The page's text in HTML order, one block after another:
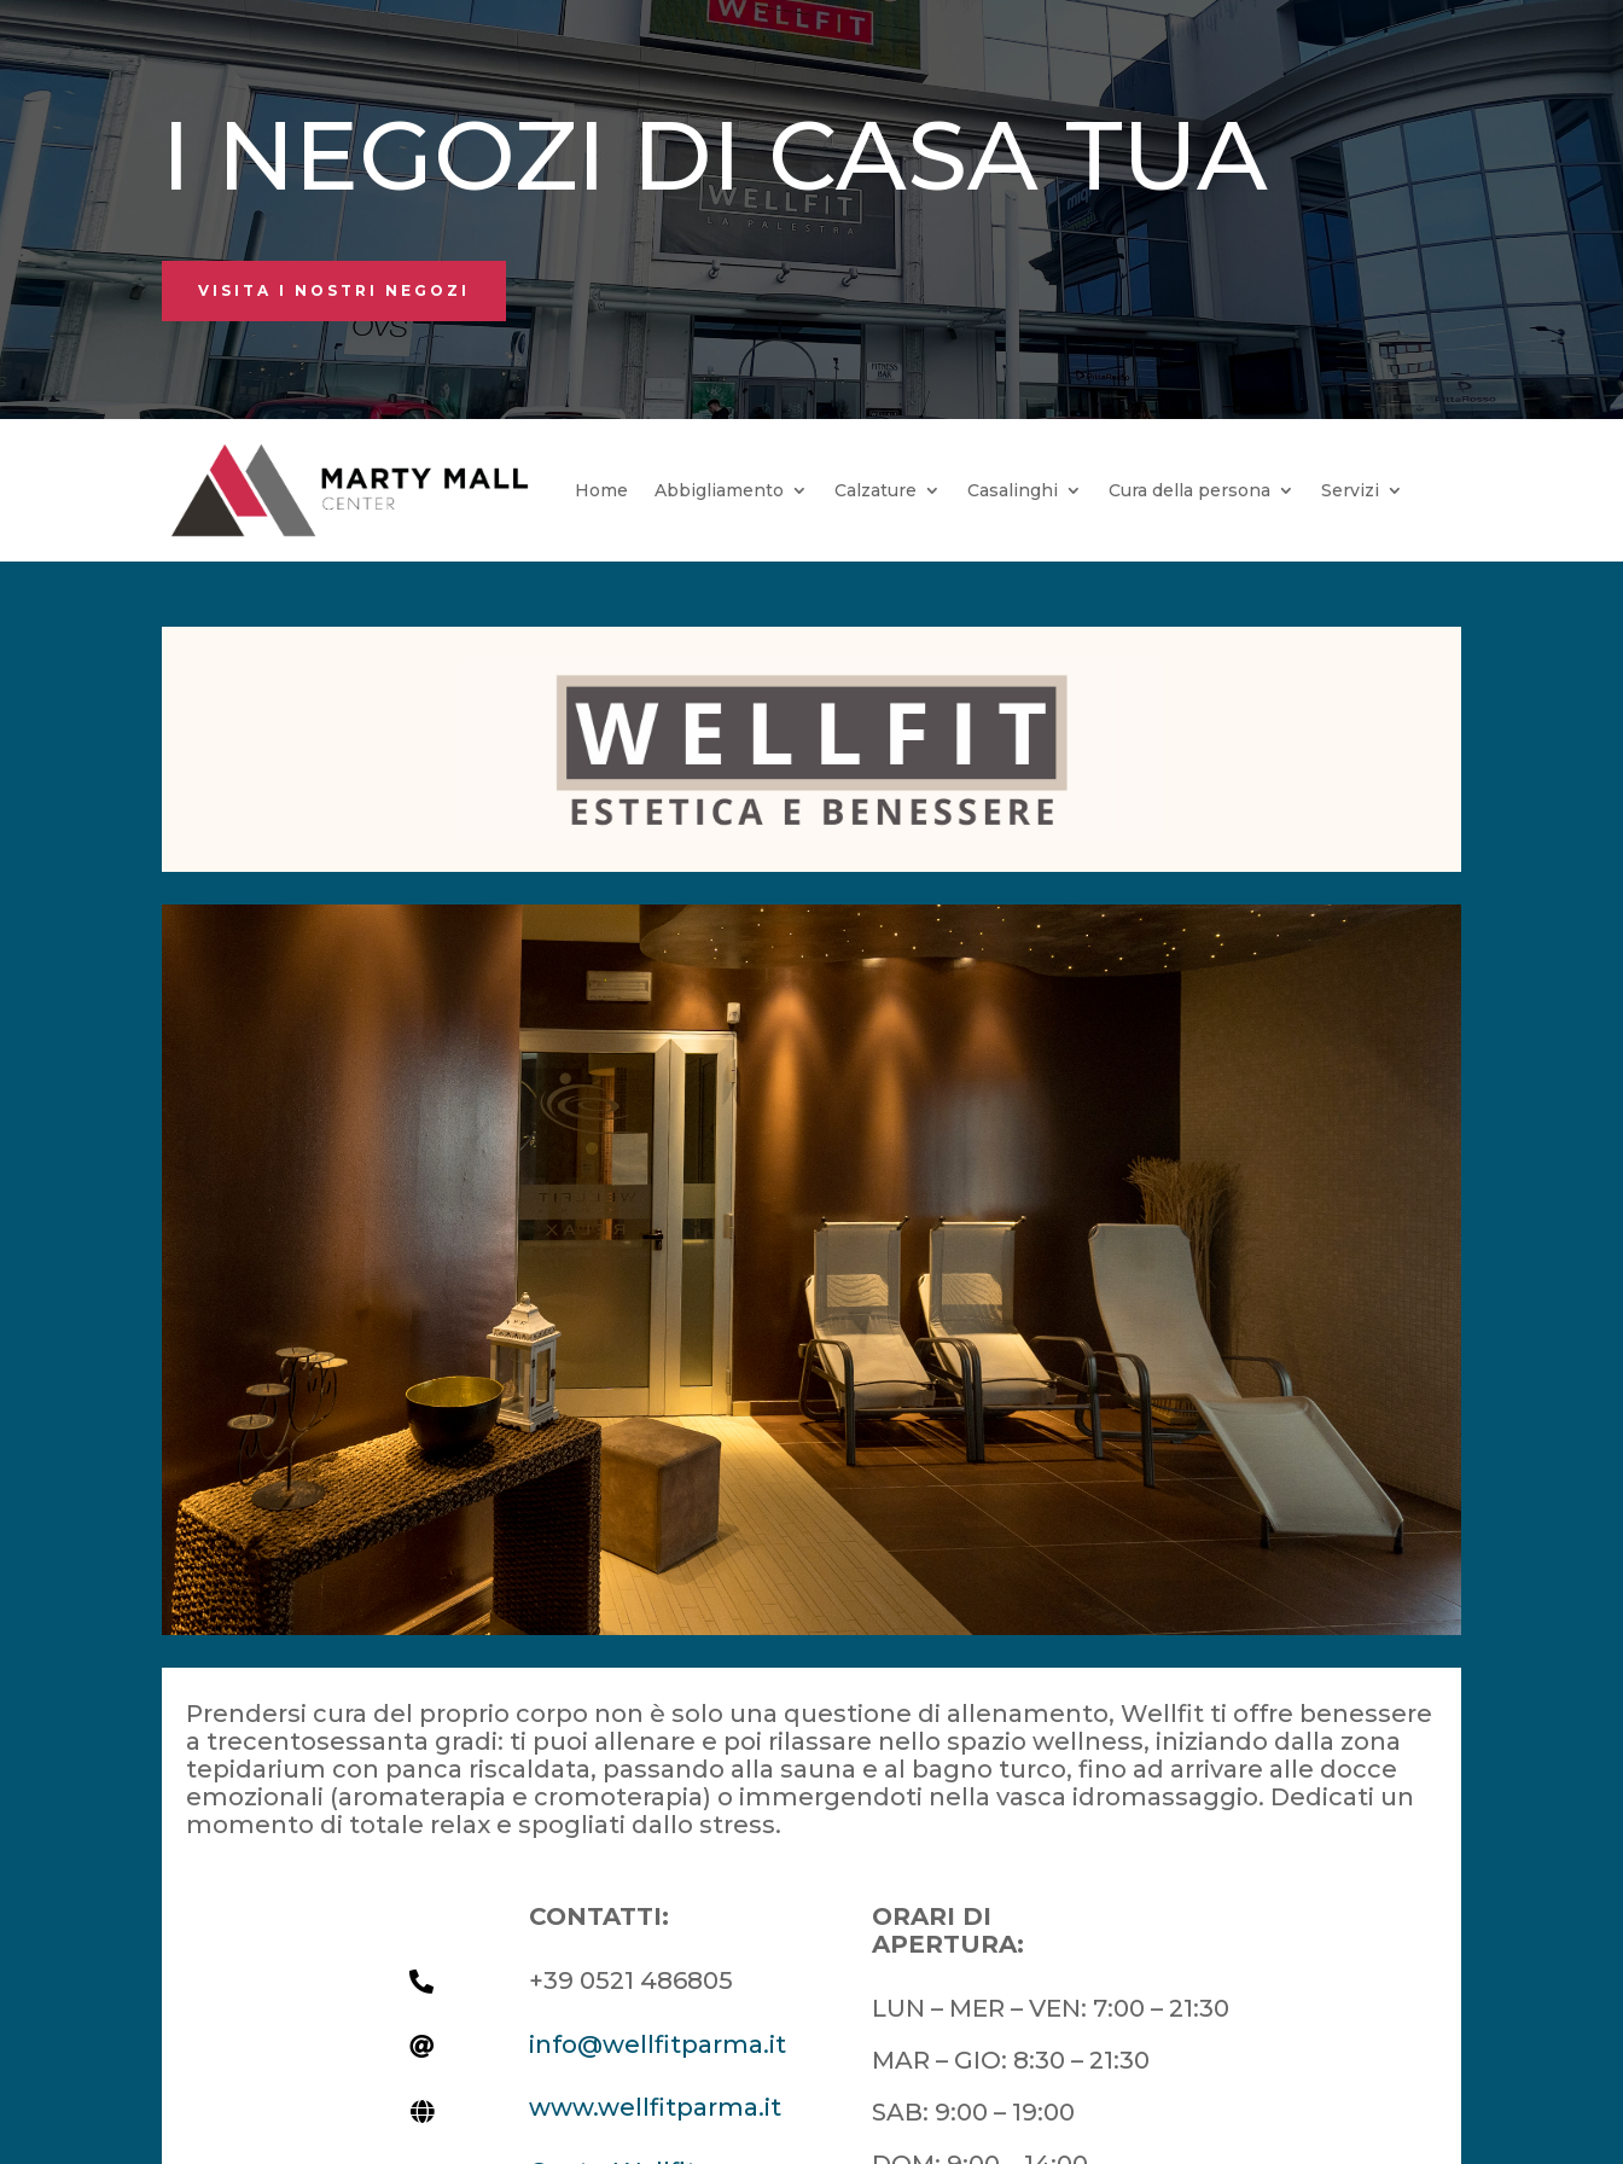
I NEGOZI DI CASA TUA
VISITA I NOSTRI NEGOZI
Home Abbigliamento Calzature Casalinghi Cura della persona Servizi
Prendersi cura del proprio corpo non è solo una questione di allenamento, Wellfit ti offre benessere
a trecentosessanta gradi: ti puoi allenare e poi rilassare nello spazio wellness, iniziando dalla zona
tepidarium con panca riscaldata, passando alla sauna e al bagno turco, fino ad arrivare alle docce
emozionali (aromaterapia e cromoterapia) o immergendoti nella vasca idromassaggio. Dedicati un
momento di totale relax e spogliati dallo stress.



CONTATTI:
+39 0521 486805
info@wellfitparma.it
www.wellfitparma.it
ORARI DI
APERTURA:
LUN – MER – VEN: 7:00 – 21:30
MAR – GIO: 8:30 – 21:30
SAB: 9:00 – 19:00